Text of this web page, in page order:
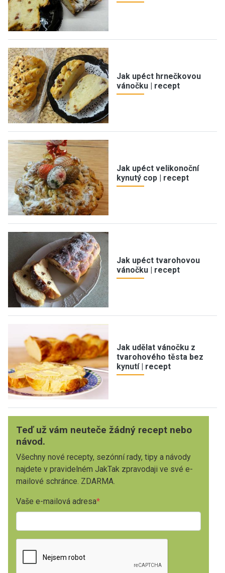
Jak upéct hrnečkovou
vánočku | recept
Jak upéct velikonoční
kynutý cop | recept
Jak upéct tvarohovou
vánočku | recept
Jak udělat vánočku z
tvarohového těsta bez
kynutí | recept
Teď už vám neuteče žádný recept nebo
návod.
Všechny nové recepty, sezónní rady, tipy a návody
najdete v pravidelném JakTak zpravodaji ve své e-
mailové schránce. ZDARMA.
Vaše e-mailová adresa